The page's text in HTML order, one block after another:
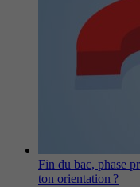
Fin du bac, phase
ton orientation ?